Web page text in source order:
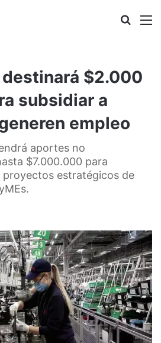
Buscar
destinará $2.000
subsidiar a
empleo
aportes no
$7.000.000 para
proyectos estratégicos de